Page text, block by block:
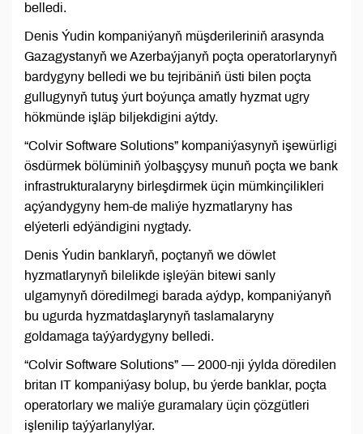
belledi.
Denis Ýudin kompaniýanyň müşderileriniň arasynda
Gazagystanyň we Azerbaýjanyň poçta operatorlarynyň
bardygyny belledi we bu tejribäniň üsti bilen poçta
gullugynyň tutuş ýurt boýunça amatly hyzmat ugry
hökmünde işläp biljekdigini aýtdy.
“Colvir Software Solutions” kompaniýasynyň işewürligi
ösdürmek bölüminiň ýolbaşçysy munuň poçta we bank
infrastrukturalaryny birleşdirmek üçin mümkinçilikleri
açýandygyny hem-de maliýe hyzmatlaryny has
elýeterli edýändigini nygtady.
Denis Ýudin banklaryň, poçtanyň we döwlet
hyzmatlarynyň bilelikde işleýän bitewi sanly
ulgamynyň döredilmegi barada aýdyp, kompaniýanyň
bu ugurda hyzmatdaşlarynyň taslamalaryny
goldamaga taýýardygyny belledi.
“Colvir Software Solutions” — 2000-nji ýylda döredilen
britan IT kompaniýasy bolup, bu ýerde banklar, poçta
operatorlary we maliýe guramalary üçin çözgütleri
işlenilip taýýarlanylýar.